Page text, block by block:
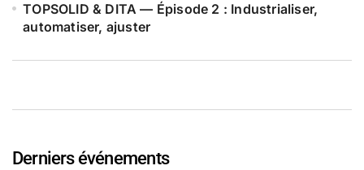
TOPSOLID & DITA — Épisode 2 : Industrialiser,
automatiser, ajuster
Derniers événements